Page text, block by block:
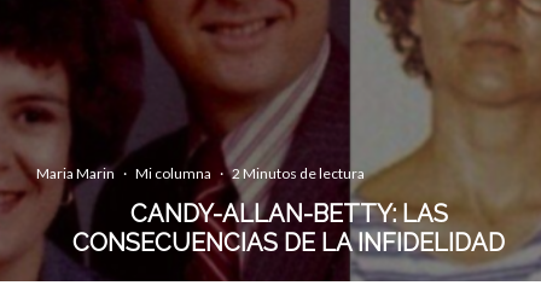
Maria Marin · Mi columna · 2 Minutos de lectura
CANDY-ALLAN-BETTY: LAS
CONSECUENCIAS DE LA INFIDELIDAD